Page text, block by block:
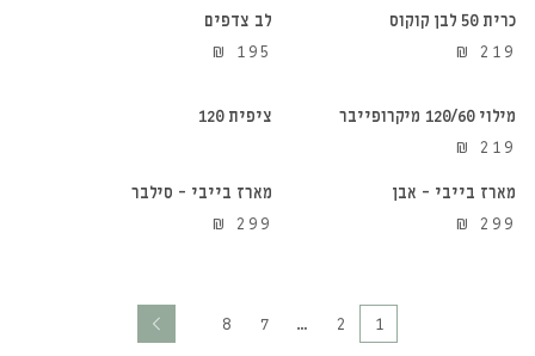
כרית 50 לבן קוקוס
₪ 219
לב צדפים
₪ 195
מילוי 120/60 מיקרופייבר
₪ 219
ציפית 120 הוספה לסל
מארז בייבי – אבן
₪ 299
הוספה לסל
מארז בייבי – סילבר
₪ 299
1
2
…
7
8